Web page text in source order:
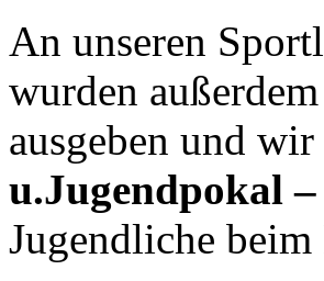
An unseren
wurden
ausgeben und
u.Jugendpokal
Jugendliche